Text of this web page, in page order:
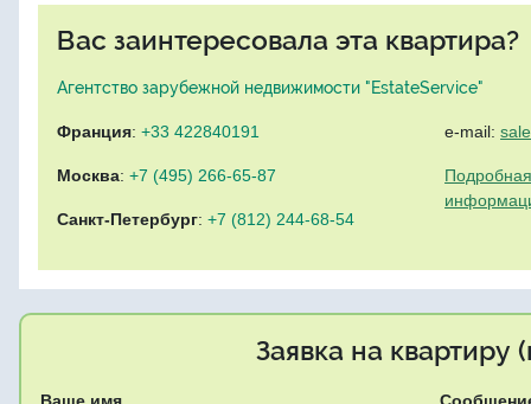
Вас заинтересовала эта квартира?
Агентство зарубежной недвижимости "EstateService"
Франция: +33 422840191
Москва: +7 (495) 266-65-87
Санкт-Петербург: +7 (812) 244-68-54
e-mail:
Заявка на квартиру